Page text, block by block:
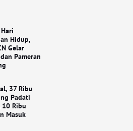
Hidup,
Gelar
Pameran
37 Ribu
Padati
10 Ribu
Masuk